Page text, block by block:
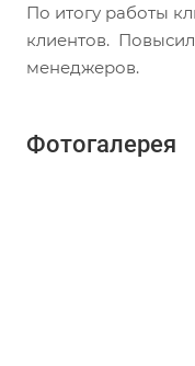
По итогу работы
клиентов.
менеджеров.
Фотогалерея